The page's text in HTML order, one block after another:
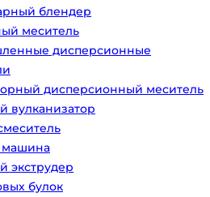
блендер
меситель
дисперсионные
дисперсионный меситель
вулканизатор
машина
экструдер
булок